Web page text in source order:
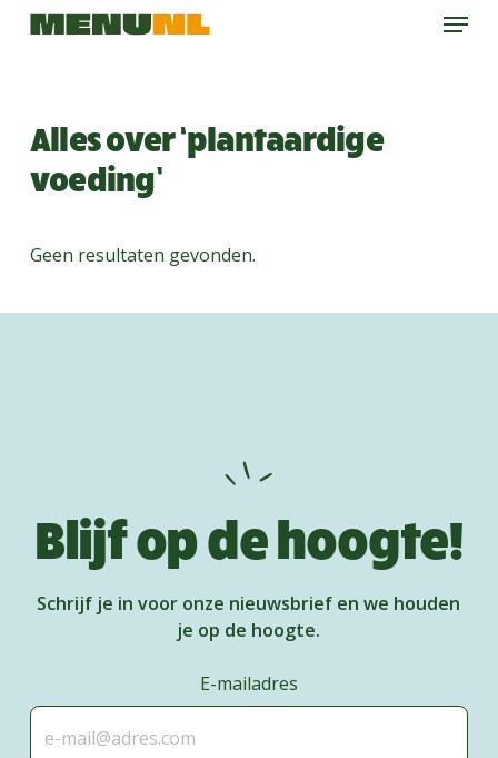
Skip
Menu
Alles over ‘plantaardige
voeding’
Geen resultaten gevonden.
Blijf op de hoogte!
Schrijf je in voor onze nieuwsbrief en we houden
je op de hoogte.
E-mailadres